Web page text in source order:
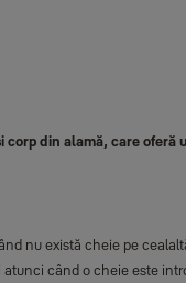
din alamă, care
nu există cheie pe
când o cheie este